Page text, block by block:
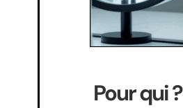
Pour qui ?